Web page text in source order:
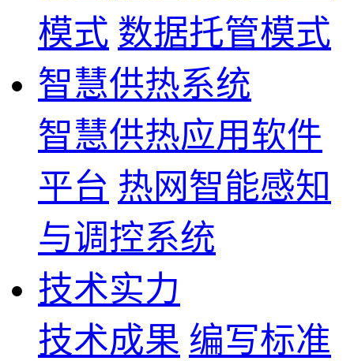
模式 数据托管模式
智慧供热系统
智慧供热应用软件
平台 热网智能感知
与调控系统
技术实力
技术成果 编写标准